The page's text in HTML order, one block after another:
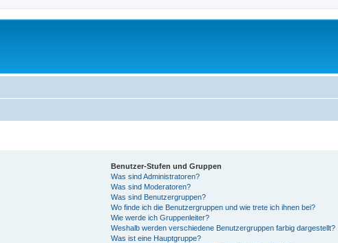
Benutzer-Stufen und Gruppen
Was sind Administratoren?
Was sind Moderatoren?
Was sind Benutzergruppen?
Wo finde ich die Benutzergruppen und wie trete ich ihnen bei?
Wie werde ich Gruppenleiter?
Weshalb werden verschiedene Benutzergruppen farbig dargestellt?
Was ist eine Hauptgruppe?